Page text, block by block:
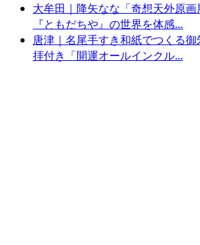
大牟田｜降矢なな「奇想天外原
『ともだちや』の世界を体感...
唐津｜名尾手すき和紙でつくる
拝付き「開運オールインクル...